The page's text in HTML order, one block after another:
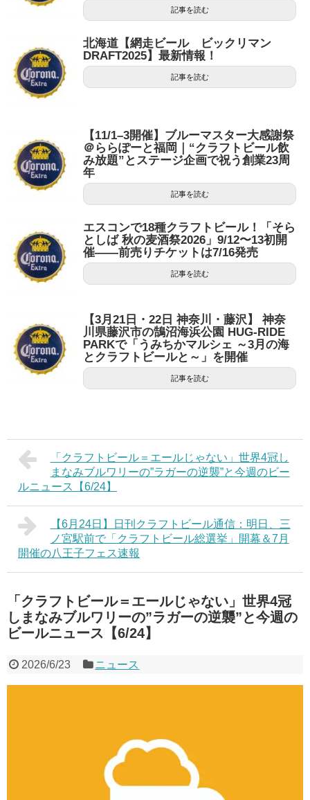
記事を読む
北海道【網走ビール ビックリマン
DRAFT2025】最新情報！
記事を読む
【11/1–3開催】ブルーマスター大感謝祭
＠ららぽーと福岡｜“クラフトビール飲
み放題”とステージ企画で祝う創業23周
年
記事を読む
エスコンで18種クラフトビール！「そら
としば 秋の麦酒祭2026」9/12〜13初開
催——前売りチケットは7/16発売
記事を読む
【3月21日・22日 神奈川・藤沢】 神奈
川県藤沢市の鵠沼海浜公園 HUG-RIDE
PARKで「うみちかマルシェ ～3月の海
とクラフトビールと～」を開催
記事を読む
「クラフトビール＝エールじゃない」世界4冠し
まなみブルワリーの”ラガーの逆襲”と今週のビー
ルニュース【6/24】
【6月24日】日刊クラフトビール通信：明日、三
ノ宮駅前で「クラフトビール総選挙」開幕＆7月
開催の八王子フェス速報
「クラフトビール＝エールじゃない」世界4冠
しまなみブルワリーの”ラガーの逆襲”と今週の
ビールニュース【6/24】
2026/6/23 ニュース